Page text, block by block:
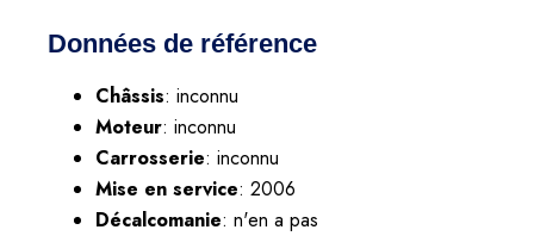
Données de référence
Châssis: inconnu
Moteur: inconnu
Carrosserie: inconnu
Mise en service: 2006
Décalcomanie: n'en a pas